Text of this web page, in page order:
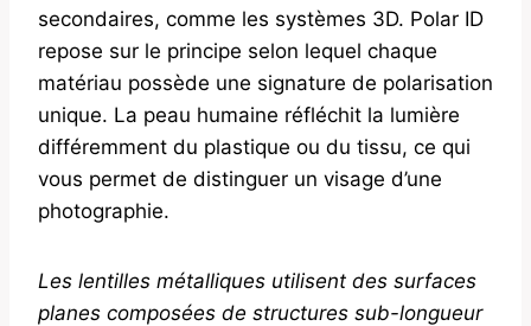
secondaires, comme les systèmes 3D. Polar ID
repose sur le principe selon lequel chaque
matériau possède une signature de polarisation
unique. La peau humaine réfléchit la lumière
différemment du plastique ou du tissu, ce qui
vous permet de distinguer un visage d’une
photographie.
Les lentilles métalliques utilisent des surfaces
planes composées de structures sub-longueur